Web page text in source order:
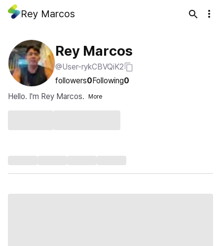
Rey Marcos
Rey Marcos
@User-rykCBVQiK2
followers0Following0
Hello. I'm Rey Marcos.
More